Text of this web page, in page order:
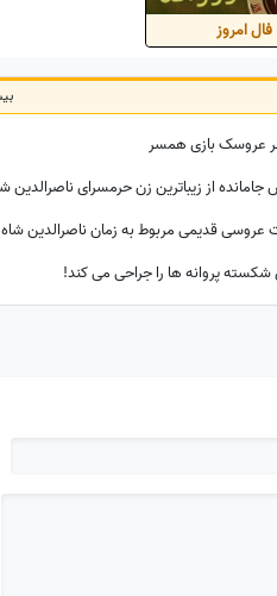
فال امروز
عروسک‌ بازی همسر
شکسته پروانه ها را جراحی می کند!